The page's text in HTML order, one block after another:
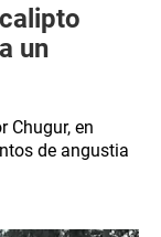
un
Chugur, en
de angustia